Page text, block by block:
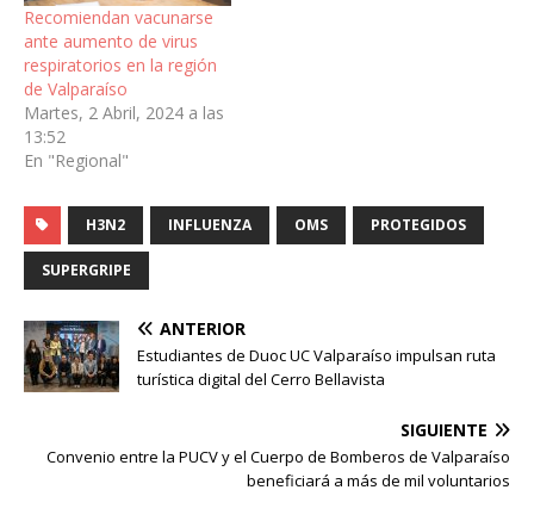
Recomiendan vacunarse
ante aumento de virus
respiratorios en la región
de Valparaíso
Martes, 2 Abril, 2024 a las
13:52
En "Regional"
H3N2 INFLUENZA OMS PROTEGIDOS
SUPERGRIPE
ANTERIOR
Estudiantes de Duoc UC Valparaíso impulsan ruta
turística digital del Cerro Bellavista
SIGUIENTE
Convenio entre la PUCV y el Cuerpo de Bomberos de Valparaíso
beneficiará a más de mil voluntarios